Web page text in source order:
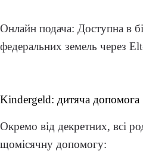
Онлайн подача: Доступна в
федеральних земель через
Kindergeld: дитяча допомога
Окремо від декретних, всі
щомісячну допомогу: